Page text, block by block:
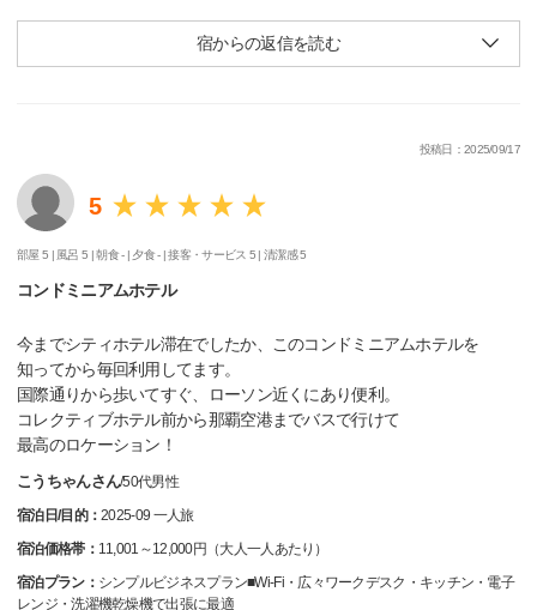
宿からの返信を読む
投稿日：2025/09/17
5
部屋 5 | 風呂 5 |朝食 - | 夕食 - |接客・サービス 5 |清潔感 5
コンドミニアムホテル
今までシティホテル滞在でしたか、このコンドミニアムホテルを
知ってから毎回利用してます。
国際通りから歩いてすぐ、ローソン近くにあり便利。
コレクティブホテル前から那覇空港までバスで行けて
最高のロケーション！
こうちゃんさん/50代男性
宿泊日/目的：2025-09 一人旅
宿泊価格帯： 11,001～12,000円（大人一人あたり）
宿泊プラン： シンプルビジネスプラン■Wi-Fi・広々ワークデスク・キッチン・電子
レンジ・洗濯機乾燥機で出張に最適